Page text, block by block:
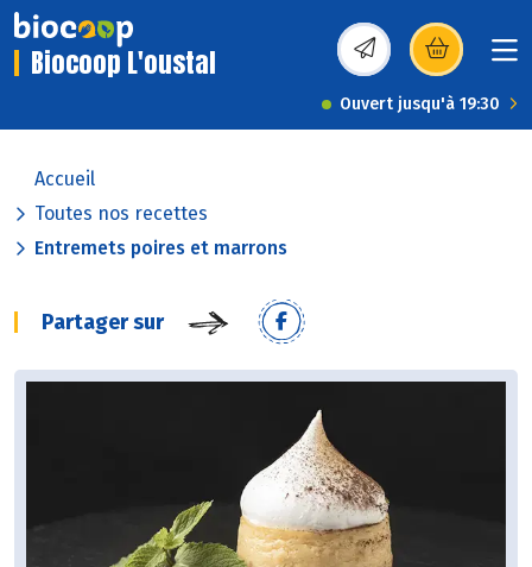
Biocoop L'oustal (s’ouvre dans une
Ouvert jusqu'à 19:30
Accueil
Toutes nos recettes
Entremets poires et marrons
Partager sur